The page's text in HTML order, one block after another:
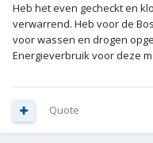
Heb het even gecheckt en
verwarrend. Heb voor de
voor wassen en drogen
Energieverbruik voor deze
Quote